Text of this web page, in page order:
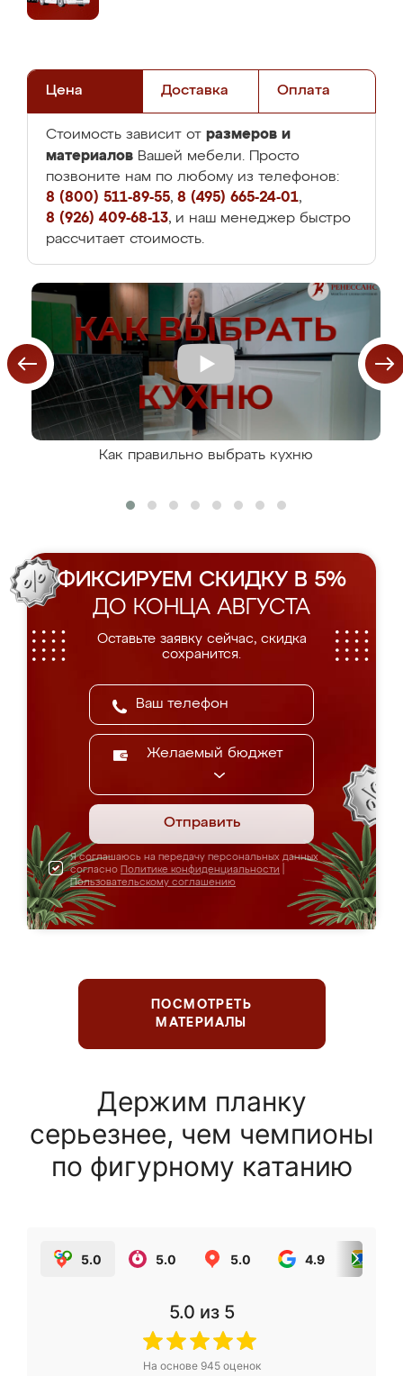
Цена Доставка Оплата
Стоимость зависит от размеров и
материалов Вашей мебели. Просто
позвоните нам по любому из телефонов:
8 (800) 511-89-55, 8 (495) 665-24-01,
8 (926) 409-68-13, и наш менеджер быстро
рассчитает стоимость.
Как правильно выбрать кухню
ФИКСИРУЕМ СКИДКУ В 5%
ДО КОНЦА АВГУСТА
Оставьте заявку сейчас, скидка
сохранится.
Желаемый бюджет
Отправить
Я соглашаюсь на передачу персональных данных
согласно Политике конфиденциальности
Пользовательскому соглашению
ПОСМОТРЕТЬ
МАТЕРИАЛЫ
Держим планку
серьезнее, чем чемпионы
по фигурному катанию
5.0 5.0 5.0 4.9
5.0 из 5
На основе 945оценок